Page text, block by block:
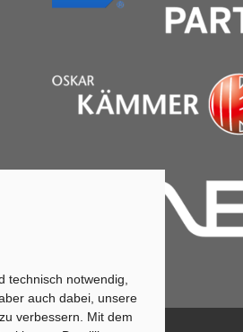
technisch notwendig,
auch dabei, unsere
verbessern. Mit dem